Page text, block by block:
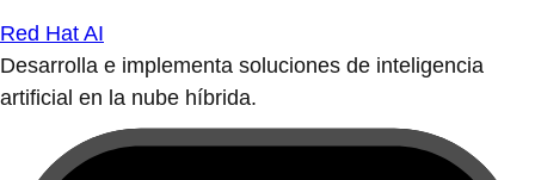
Red Hat AI
Desarrolla e implementa soluciones de inteligencia
artificial en la nube híbrida.